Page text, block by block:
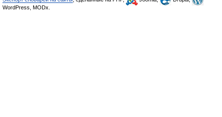
WordPress, MODx.